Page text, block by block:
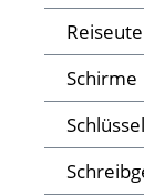
Schirme